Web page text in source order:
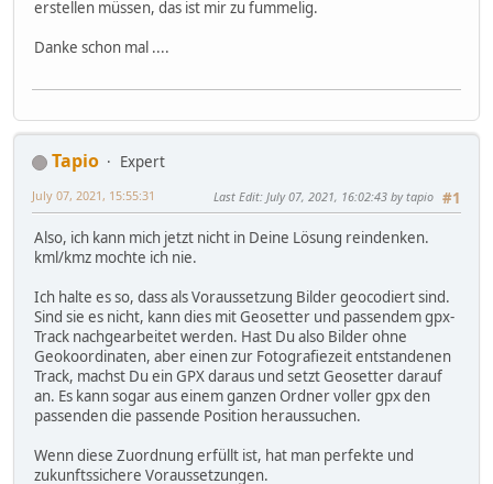
erstellen müssen, das ist mir zu fummelig.
Danke schon mal ....
Tapio
Expert
#1
July 07, 2021, 15:55:31 Last Edit: July 07, 2021, 16:02:43 by tapio
Also, ich kann mich jetzt nicht in Deine Lösung reindenken.
kml/kmz mochte ich nie.
Ich halte es so, dass als Voraussetzung Bilder geocodiert sind.
Sind sie es nicht, kann dies mit Geosetter und passendem gpx-
Track nachgearbeitet werden. Hast Du also Bilder ohne
Geokoordinaten, aber einen zur Fotografiezeit entstandenen
Track, machst Du ein GPX daraus und setzt Geosetter darauf
an. Es kann sogar aus einem ganzen Ordner voller gpx den
passenden die passende Position heraussuchen.
Wenn diese Zuordnung erfüllt ist, hat man perfekte und
zukunftssichere Voraussetzungen.